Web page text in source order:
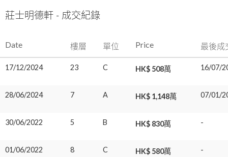
莊士明德軒 - 成交紀錄
Date 樓層 單位 Price 最後成
17/12/2024 23 C HK$ 508萬 16/07/
28/06/2024 7 A HK$ 1,148萬 07/01/
30/06/2022 5 B HK$ 830萬 -
01/06/2022 8 C HK$ 580萬 -